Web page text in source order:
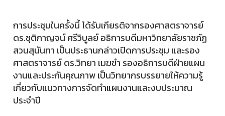
การประชุมในครั้งนี้ ได้รับเกียรติจากรองศาสตราจารย์
ดร.ชุติกาญจน์ ศรีวิบูลย์ อธิการบดีมหาวิทยาลัยราชภัฏ
สวนสุนันทา เป็นประธานกล่าวเปิดการประชุม และรอง
ศาสตราจารย์ ดร.วิทยา เมฆขำ รองอธิการบดีฝ่ายแผน
งานและประกันคุณภาพ เป็นวิทยากรบรรยายให้ความรู้
เกี่ยวกับแนวทางการจัดทำแผนงานและงบประมาณ
ประจำปี